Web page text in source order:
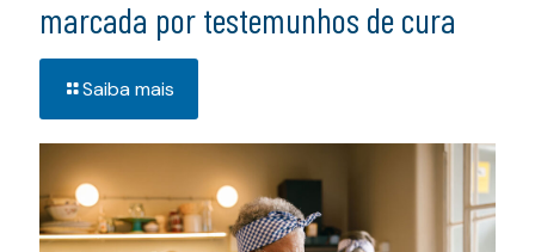
marcada por testemunhos de cura
Saiba mais